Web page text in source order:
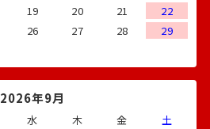
19 20 21
22
26 27 28
29
2026年9月
水 木 金
土